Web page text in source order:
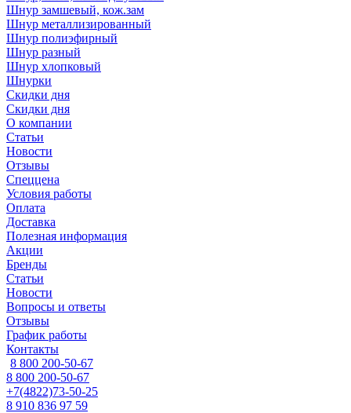
Шнур замшевый, кож.зам
Шнур металлизированный
Шнур полиэфирный
Шнур разный
Шнур хлопковый
Шнурки
Скидки дня
Скидки дня
О компании
Статьи
Новости
Отзывы
Спеццена
Условия работы
Оплата
Доставка
Полезная информация
Акции
Бренды
Статьи
Новости
Вопросы и ответы
Отзывы
График работы
Контакты
8 800 200-50-67
8 800 200-50-67
+7(4822)73-50-25
8 910 836 97 59